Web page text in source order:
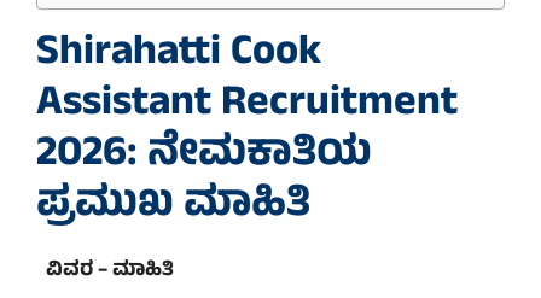
Shirahatti Cook
Assistant Recruitment
2026: ನೇಮಕಾತಿಯ
ಪ್ರಮುಖ ಮಾಹಿತಿ
ವಿವರ – ಮಾಹಿತಿ